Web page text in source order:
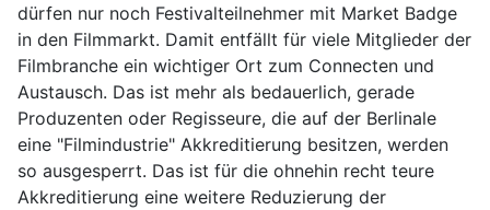
dürfen nur noch Festivalteilnehmer mit Market Badge
in den Filmmarkt. Damit entfällt für viele Mitglieder der
Filmbranche ein wichtiger Ort zum Connecten und
Austausch. Das ist mehr als bedauerlich, gerade
Produzenten oder Regisseure, die auf der Berlinale
eine "Filmindustrie" Akkreditierung besitzen, werden
so ausgesperrt. Das ist für die ohnehin recht teure
Akkreditierung eine weitere Reduzierung der